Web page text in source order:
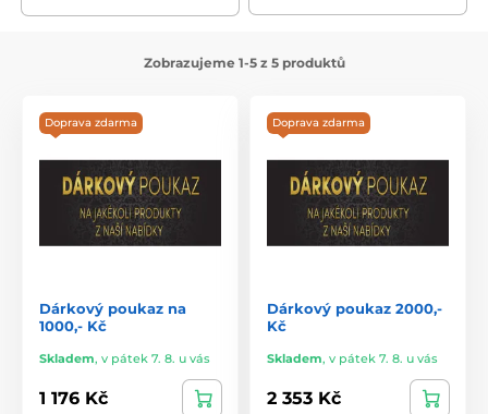
Zobrazujeme 1-5 z 5 produktů
Doprava zdarma
Dárkový poukaz na
1000,- Kč
Skladem, v pátek 7. 8. u vás
1 176 Kč
Doprava zdarma
Dárkový poukaz 2000,-
Kč
Skladem, v pátek 7. 8. u vás
2 353 Kč